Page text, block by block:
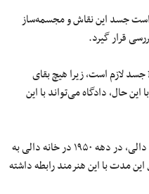
جسد این نقاش و مجسمه‌ساز
سخنگوی دادگاه در این باره گفت که DNA جسد لازم است، زیرا هیچ بقای
حال، دادگاه می‌تواند با این
مادر این متقاضی بررسی بیولوژیک از جسد دالی، در دهه ۱۹۵۰ در خانه دالی به
مدت با این هنرمند رابطه داشته